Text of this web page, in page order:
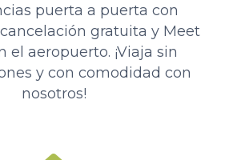
puerta a puerta con
gratuita y Meet
el aeropuerto. ¡Viaja sin
y con comodidad con
nosotros!